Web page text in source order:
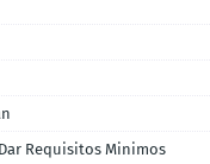
Requisitos Minimos